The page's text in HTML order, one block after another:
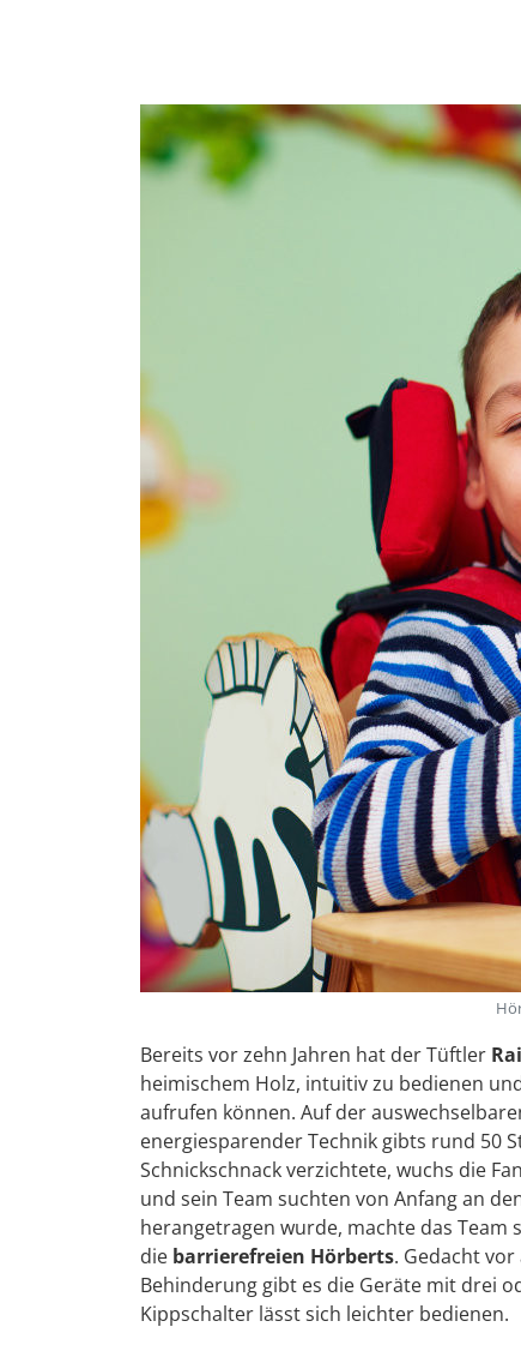
Bereits vor zehn Jahren hat der Tüftler
heimischem Holz, intuitiv zu bedienen
aufrufen können. Auf der
energiesparender Technik gibts rund 50
Schnickschnack verzichtete, wuchs die
und sein Team suchten von Anfang an
herangetragen wurde, machte das Team
die barrierefreien Hörberts. Gedacht
Behinderung gibt es die Geräte mit drei
Kippschalter lässt sich leichter bedienen.